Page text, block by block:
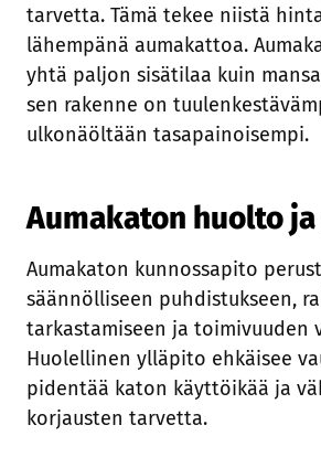
tarvetta. Tämä tekee niistä
lähempänä aumakattoa.
yhtä paljon sisätilaa kuin
sen rakenne on
ulkonäöltään tasapainoisempi.
Aumakaton huolto
Aumakaton kunnossapito
säännölliseen puhdistukseen,
tarkastamiseen ja toimivuuden
Huolellinen ylläpito ehkäisee
pidentää katon käyttöikää ja
korjausten tarvetta.